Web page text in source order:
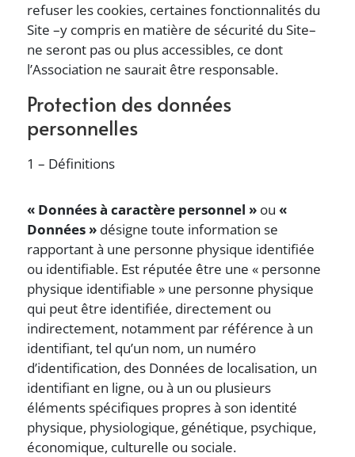
refuser les cookies, certaines fonctionnalités du
Site –y compris en matière de sécurité du Site–
ne seront pas ou plus accessibles, ce dont
l’Association ne saurait être responsable.
Protection des données
personnelles
1 – Définitions
« Données à caractère personnel » ou «
Données » désigne toute information se
rapportant à une personne physique identifiée
ou identifiable. Est réputée être une « personne
physique identifiable » une personne physique
qui peut être identifiée, directement ou
indirectement, notamment par référence à un
identifiant, tel qu’un nom, un numéro
d’identification, des Données de localisation, un
identifiant en ligne, ou à un ou plusieurs
éléments spécifiques propres à son identité
physique, physiologique, génétique, psychique,
économique, culturelle ou sociale.